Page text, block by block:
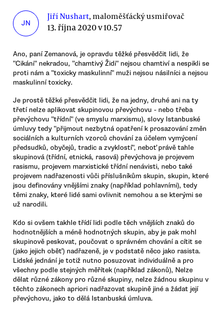
JN
Jiří Nushart, maloměšťácký usmiřovač
13. října 2020 v 10.57
Ano, paní Zemanová, je opravdu těžké přesvědčit lidi, že
"Cikáni" nekradou, "chamtivý Židi" nejsou chamtiví a nespikli se
proti nám a "toxicky maskulinní" muži nejsou násilníci a nejsou
maskulinní toxicky.
Je prostě těžké přesvědčit lidi, že na jedny, druhé ani na ty
třetí nelze aplikovat skupinovou převýchovu - nebo třeba
převýchovu "třídní" (ve smyslu marxismu), slovy Istanbuské
úmluvy tedy "přijmout nezbytná opatření k prosazování změn
sociálních a kulturních vzorců chování za účelem vymýcení
předsudků, obyčejů, tradic a zvyklostí", neboť právě tahle
skupinová (třídní, etnická, rasová) převýchova je projevem
rasismu, projevem marxistické třídní nenávisti, nebo také
projevem nadřazenosti vůči příslušníkům skupin, skupin, které
jsou definovány vnějšími znaky (například pohlavními), tedy
těmi znaky, které lidé sami ovlivnit nemohou a se kterými se
už narodili.
Kdo si ovšem takhle třídí lidi podle těch vnějších znaků do
hodnotnějších a méně hodnotných skupin, aby je pak mohl
skupinově peskovat, poučovat o správném chování a cítit se
(jako jejich oběť) nadřazeně, je v podstatě něco jako rasista.
Lidské jednání je totiž nutno posuzovat individuálně a pro
všechny podle stejných měřítek (například zákonů), Nelze
dělat různé zákony pro různé skupiny, nelze žádnou skupinu v
těchto zákonech apriori nadřazovat skupině jiné a žádat její
převýchovu, jako to dělá Istanbuská úmluva.